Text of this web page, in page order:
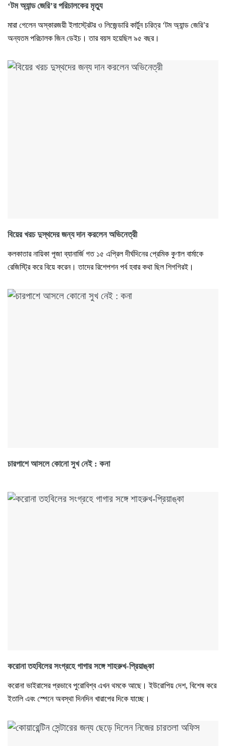
‘টম অ্যান্ড জেরি’র পরিচালকের মৃত্যু
মারা গেলেন অস্কারজয়ী ইলাস্ট্রেটর ও লিজেন্ডারি কার্টুন চরিত্র ‘টম অ্যান্ড জেরি’র
অন্যতম পরিচালক জিন ডেইচ। তার বয়স হয়েছিল ৯৫ বছর।
বিয়ের খরচ দুস্থদের জন্য দান করলেন অভিনেত্রী
কলকাতার নায়িকা পূজা ব্যানার্জি গত ১৫ এপ্রিল দীর্ঘদিনের প্রেমিক কুণাল বার্মাকে
রেজিস্ট্রি করে বিয়ে করেন। তাদের রিশেপশন পর্ব হবার কথা ছিল শিগগিরই।
চারপাশে আসলে কোনো সুখ নেই : কনা
করোনা তহবিলের সংগ্রহে গাগার সঙ্গে শাহরুখ-প্রিয়াঙ্কা
করোনা ভাইরাসের প্রভাবে পুরোবিশ্ব এখন থমকে আছে। ইউরোপিয় দেশ, বিশেষ করে
ইতালি এবং স্পেনে অবস্থা দিনদিন খারাপের দিকে যাচ্ছে।